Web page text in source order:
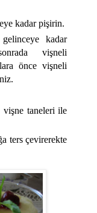
kadar pişirin.
kadar
vişneli
önce vişneli
taneleri ile
ters çevirerekte